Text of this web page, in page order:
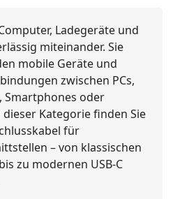
Ladegeräte und
miteinander. Sie
mobile Geräte und
zwischen PCs,
Smartphones oder
Kategorie finden Sie
für
– von klassischen
zu modernen USB-C